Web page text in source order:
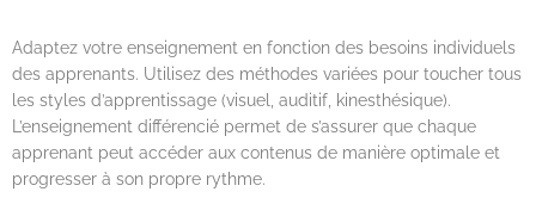
Adaptez votre enseignement en fonction des besoins individuels
des apprenants. Utilisez des méthodes variées pour toucher tous
les styles d’apprentissage (visuel, auditif, kinesthésique).
L’enseignement différencié permet de s’assurer que chaque
apprenant peut accéder aux contenus de manière optimale et
progresser à son propre rythme.